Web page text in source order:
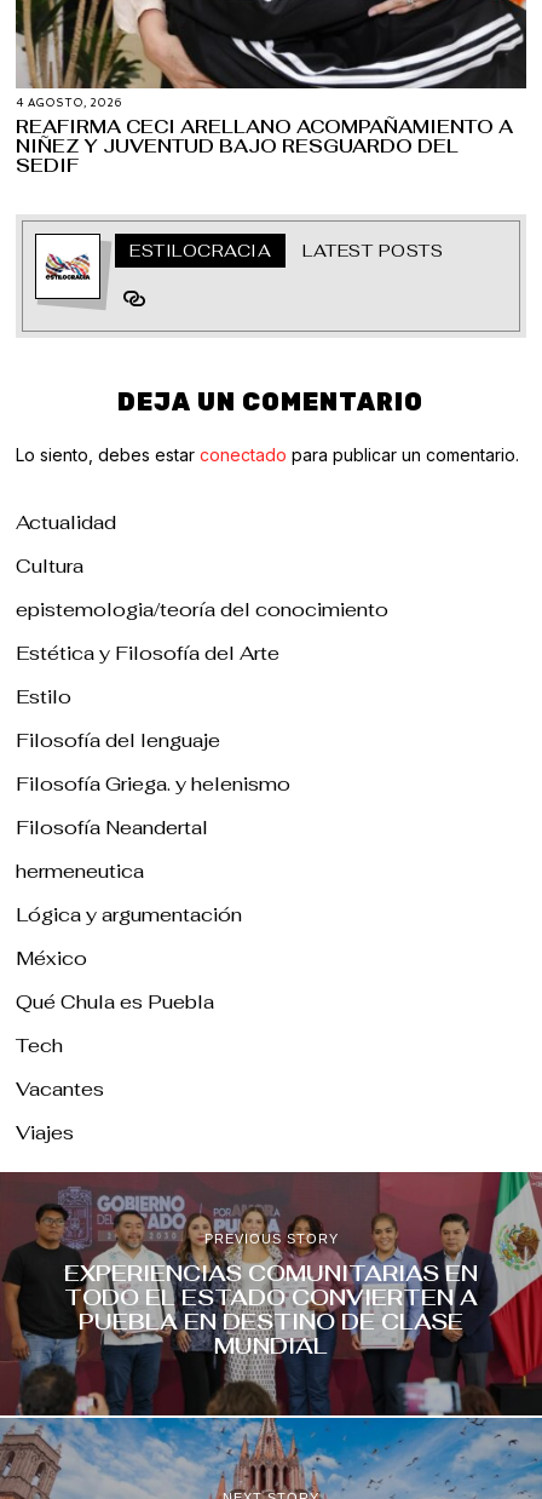
4 AGOSTO, 2026
REAFIRMA CECI ARELLANO ACOMPAÑAMIENTO A
NIÑEZ Y JUVENTUD BAJO RESGUARDO DEL
SEDIF
ESTILOCRACIA LATEST POSTS
DEJA UN COMENTARIO
Lo siento, debes estarconectado para publicar un comentario.
Actualidad
Cultura
epistemologia/teoría del conocimiento
Estética y Filosofía del Arte
Estilo
Filosofía del lenguaje
Filosofía Griega. y helenismo
Filosofía Neandertal
hermeneutica
Lógica y argumentación
México
Qué Chula es Puebla
Tech
Vacantes
Viajes
PREVIOUS STORY
EXPERIENCIAS COMUNITARIAS EN
TODO EL ESTADO CONVIERTEN A
PUEBLA EN DESTINO DE CLASE
MUNDIAL